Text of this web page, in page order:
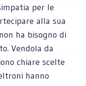
per le
alla sua
ha bisogno di
Vendola da
chiare scelte
hanno